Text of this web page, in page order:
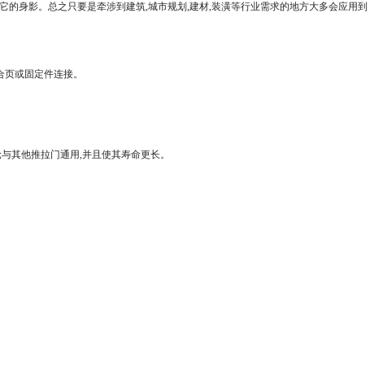
身影。总之只要是牵涉到建筑,城市规划,建材,装潢等行业需求的地方大多会应用到
或固定件连接。
其他推拉门通用,并且使其寿命更长。